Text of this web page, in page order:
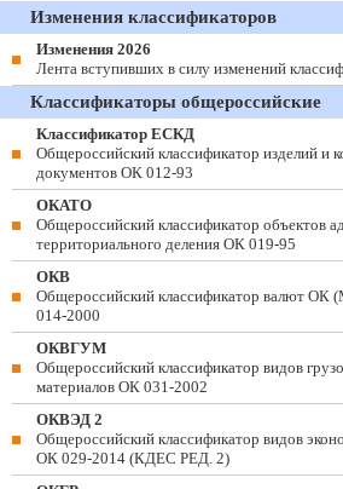
Изменения классификаторов
Изменения 2026
Лента вступивших в силу изменений
Классификаторы общероссийские
Классификатор ЕСКД
Общероссийский классификатор изделий и
документов ОК 012-93
ОКАТО
Общероссийский классификатор объектов
территориального деления ОК 019-95
ОКВ
Общероссийский классификатор валют
014-2000
ОКВГУМ
Общероссийский классификатор видов
материалов ОК 031-2002
ОКВЭД 2
Общероссийский классификатор видов
ОК 029-2014 (КДЕС РЕД. 2)